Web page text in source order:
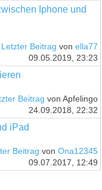
Iphone und
Letzter Beitrag von ella77
09.05.2019, 23:23
Beitrag von Apfelingo
24.09.2018, 22:32
iPad
Beitrag von Ona12345
09.07.2017, 12:49